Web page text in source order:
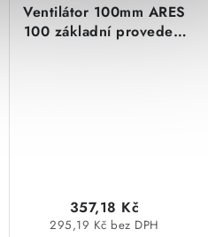
Ventilátor 100mm ARES
100 základní provedení
295,19 Kč bez DPH
357,18 Kč